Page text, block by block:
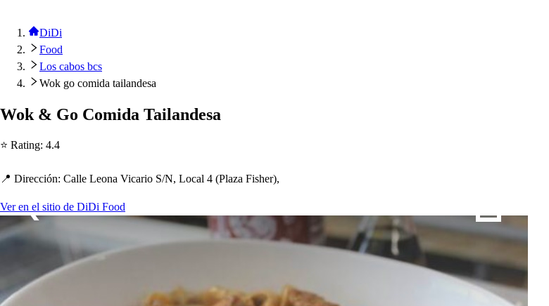
DiDi
Food
Los cabos bcs
Wok go comida tailandesa
Wok & Go Comida Tailandesa
⭐ Rating: 4.4
📍 Dirección: Calle Leona Vicario S/N, Local 4 (Plaza Fisher),
Ver en el sitio de DiDi Food